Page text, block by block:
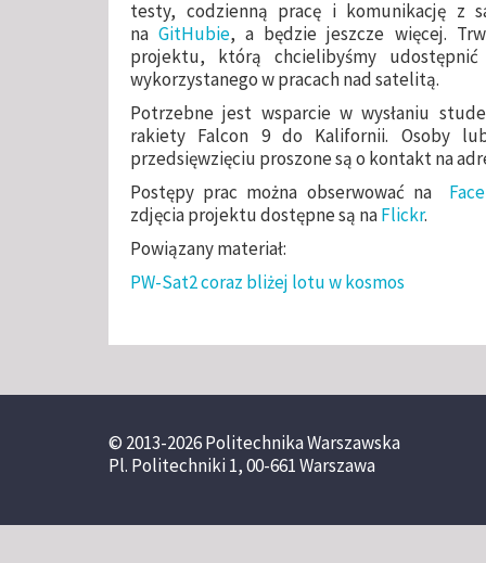
testy, codzienną pracę i komunikację z
naGitHubie, a będzie jeszcze więcej.
projektu, którą chcielibyśmy
wykorzystanego w pracach nad satelitą.
Potrzebne jest wsparcie w wysłaniu
rakiety Falcon 9 do Kalifornii. Osoby
przedsięwzięciu proszone są o kontakt na
Postępy prac można obserwować na
zdjęcia projektu dostępne są naFlickr.
Powiązany materiał:
PW-Sat2 coraz bliżej lotu w kosmos
© 2013-2026 Politechnika Warszawska
Pl. Politechniki 1, 00-661 Warszawa